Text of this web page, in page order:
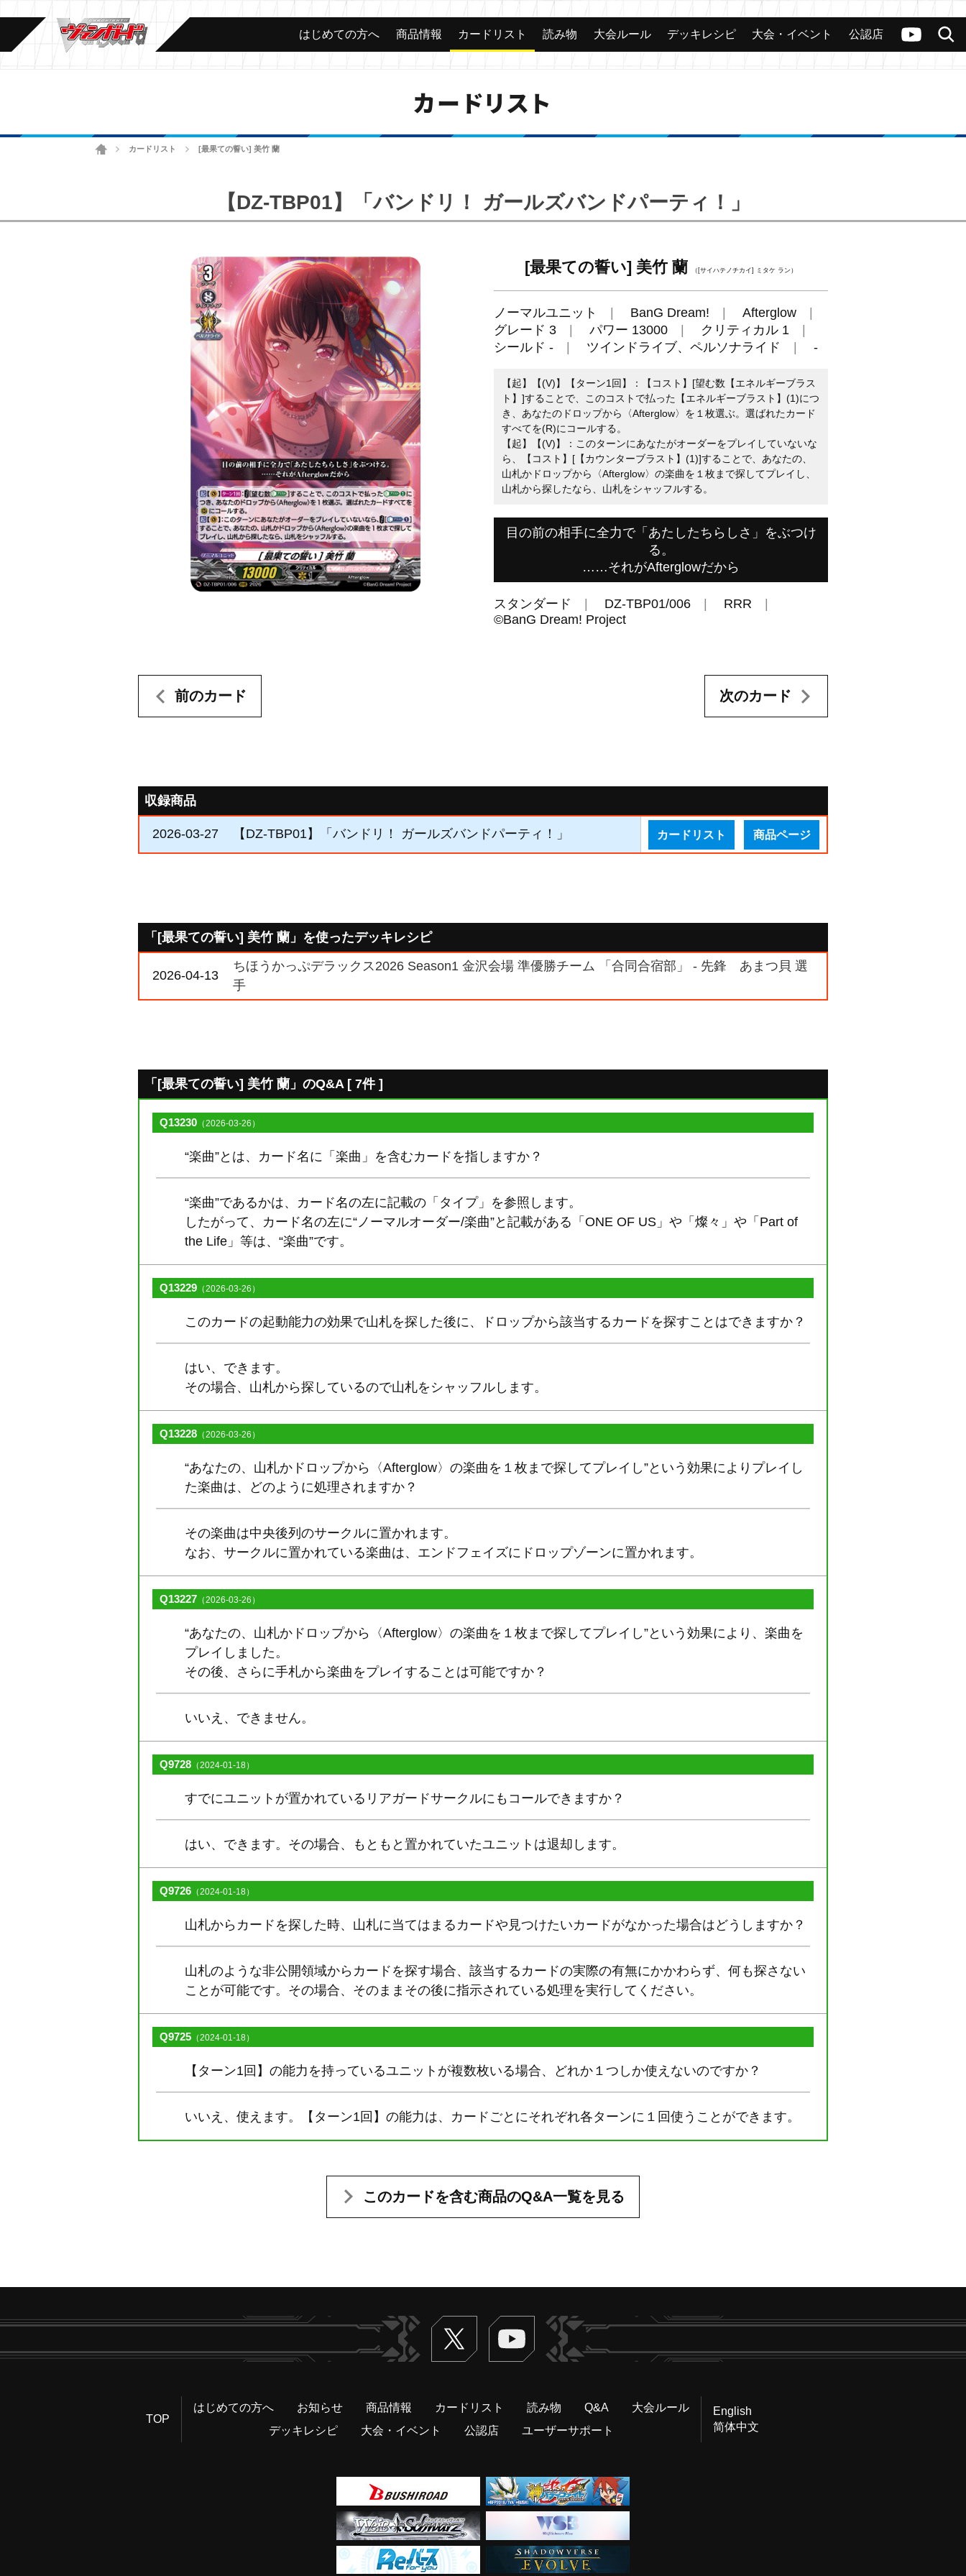
ヴァンガードch
検索
カード 大会 公認店舗 その他
はじめての方へ 商品情報 カードリスト 読み物 大会ルール デッキレシピ 大会・イベント 公認店
カードリスト
ホームカードリスト [最果ての誓い] 美竹 蘭
【DZ-TBP01】「バンドリ！ ガールズバンドパーティ！」
[最果ての誓い] 美竹 蘭 （[サイハテノチカイ] ミタケ ラン）
ノーマルユニット BanG Dream!
Afterglow
グレード 3
パワー 13000
クリティカル 1
シールド -
ツインドライブ、ペルソナライド -
【起】【(V)】【ターン1回】：【コスト】[望む数【エネルギーブラス
ト】]することで、このコストで払った【エネルギーブラスト】(1)につ
き、あなたのドロップから〈Afterglow〉を１枚選ぶ。選ばれたカード
すべてを(R)にコールする。
【起】【(V)】：このターンにあなたがオーダーをプレイしていないな
ら、【コスト】[【カウンターブラスト】(1)]することで、あなたの、
山札かドロップから〈Afterglow〉の楽曲を１枚まで探してプレイし、
山札から探したなら、山札をシャッフルする。
目の前の相手に全力で「あたしたちらしさ」をぶつけ
る。
……それがAfterglowだから
スタンダード DZ-TBP01/006
RRR
©BanG Dream! Project
前のカード 次のカード
収録商品
2026-03-27 【DZ-TBP01】「バンドリ！ ガールズバンドパーティ！」 カードリスト 商品ページ
「[最果ての誓い] 美竹 蘭」を使ったデッキレシピ
2026-04-13
ちほうかっぷデラックス2026 Season1 金沢会場 準優勝チーム 「合同合宿部」 - 先鋒 あまつ貝 選
手
「[最果ての誓い] 美竹 蘭」のQ&A [ 7件 ]
Q13230 （2026-03-26）
“楽曲”とは、カード名に「楽曲」を含むカードを指しますか？
“楽曲”であるかは、カード名の左に記載の「タイプ」を参照します。
したがって、カード名の左に“ノーマルオーダー/楽曲”と記載がある「ONE OF US」や「燦々」や「Part of
the Life」等は、“楽曲”です。
Q13229 （2026-03-26）
このカードの起動能力の効果で山札を探した後に、ドロップから該当するカードを探すことはできますか？
はい、できます。
その場合、山札から探しているので山札をシャッフルします。
Q13228 （2026-03-26）
“あなたの、山札かドロップから〈Afterglow〉の楽曲を１枚まで探してプレイし”という効果によりプレイし
た楽曲は、どのように処理されますか？
その楽曲は中央後列のサークルに置かれます。
なお、サークルに置かれている楽曲は、エンドフェイズにドロップゾーンに置かれます。
Q13227 （2026-03-26）
“あなたの、山札かドロップから〈Afterglow〉の楽曲を１枚まで探してプレイし”という効果により、楽曲を
プレイしました。
その後、さらに手札から楽曲をプレイすることは可能ですか？
いいえ、できません。
Q9728 （2024-01-18）
すでにユニットが置かれているリアガードサークルにもコールできますか？
はい、できます。その場合、もともと置かれていたユニットは退却します。
Q9726 （2024-01-18）
山札からカードを探した時、山札に当てはまるカードや見つけたいカードがなかった場合はどうしますか？
山札のような非公開領域からカードを探す場合、該当するカードの実際の有無にかかわらず、何も探さない
ことが可能です。その場合、そのままその後に指示されている処理を実行してください。
Q9725 （2024-01-18）
【ターン1回】の能力を持っているユニットが複数枚いる場合、どれか１つしか使えないのですか？
いいえ、使えます。【ターン1回】の能力は、カードごとにそれぞれ各ターンに１回使うことができます。
このカードを含む商品のQ&A一覧を見る
Twitter ヴァンガードch
TOP
はじめての方へ お知らせ 商品情報 カードリスト 読み物 Q&A
大会ルール
デッキレシピ
大会・イベント 公認店 ユーザーサポート
English
简体中文